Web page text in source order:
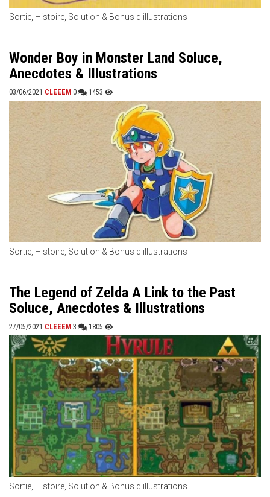
Sortie, Histoire, Solution & Bonus d'illustrations
Wonder Boy in Monster Land Soluce,
Anecdotes & Illustrations
03/06/2021 CLEEEM 0 1453
Sortie, Histoire, Solution & Bonus d'illustrations
The Legend of Zelda A Link to the Past
Soluce, Anecdotes & Illustrations
27/05/2021 CLEEEM 3 1805
Sortie, Histoire, Solution & Bonus d'illustrations